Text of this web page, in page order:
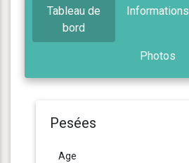
Tableau de
bord
Informations
Photos
Pesées
Age